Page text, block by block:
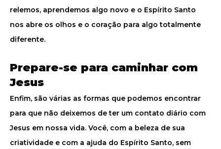
relemos, aprendemos algo novo e o Espírito Santo
nos abre os olhos e o coração para algo totalmente
diferente.
Prepare-se para caminhar com
Jesus
Enfim, são várias as formas que podemos encontrar
para que não deixemos de ter um contato diário com
Jesus em nossa vida. Você, com a beleza de sua
criatividade e com a ajuda do Espírito Santo, sem